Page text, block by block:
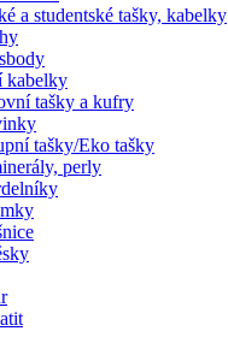
a studentské tašky, kabelky
kabelky
tašky a kufry
tašky/Eko tašky
perly